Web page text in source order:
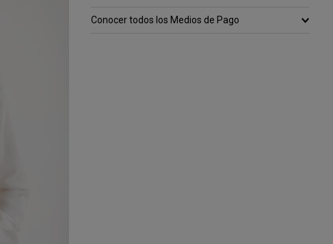
Conocer todos los Medios de Pago